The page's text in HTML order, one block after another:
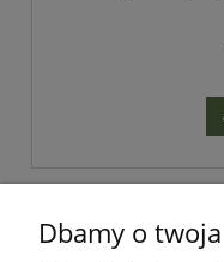
Dbamy o